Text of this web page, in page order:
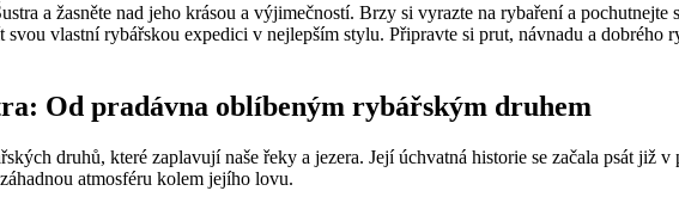
a žasněte nad jeho krásou a výjimečností. Brzy si vyrazte na rybaření a
vlastní rybářskou expedici v nejlepším stylu. Připravte si prut, návnadu a dobrého
Od pradávna oblíbeným rybářským druhem
druhů, které zaplavují naše řeky a jezera. Její úchvatná historie se začala psát již
atmosféru kolem jejího lovu.